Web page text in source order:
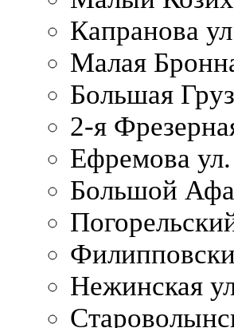
Капранова
Малая
Большая
2-я
Ефремова
Большой
Нежинская